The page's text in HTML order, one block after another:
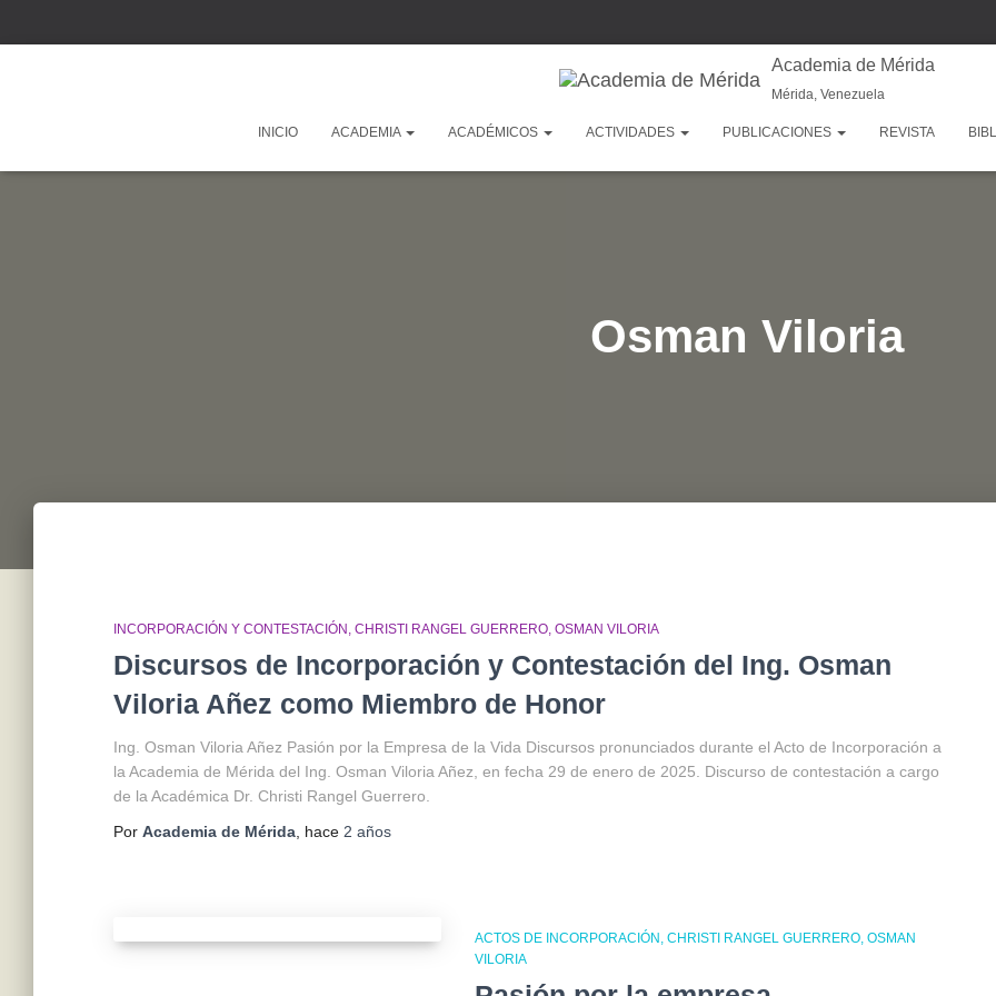
Academia de Mérida
Mérida, Venezuela
INICIO ACADEMIA ACADÉMICOS ACTIVIDADES PUBLICACIONES REVISTA
Osman Viloria
INCORPORACIÓN Y CONTESTACIÓN CHRISTI RANGEL GUERRERO OSMAN VILORIA
Discursos de Incorporación y Contestación del Ing. Osman
Viloria Añez como Miembro de Honor
Ing. Osman Viloria Añez Pasión por la Empresa de la Vida Discursos pronunciados durante el Acto de Incorporación a
la Academia de Mérida del Ing. Osman Viloria Añez, en fecha 29 de enero de 2025. Discurso de contestación a cargo
de la Académica Dr. Christi Rangel Guerrero.
Por Academia de Mérida , hace 2 años
ACTOS DE INCORPORACIÓN CHRISTI RANGEL GUERRERO OSMAN
VILORIA